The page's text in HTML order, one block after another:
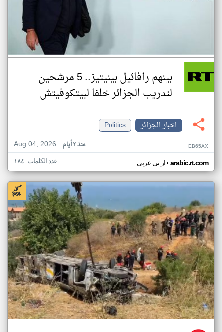
بينهم رافائيل بينيتيز.. 5 مرشحين
لتدريب الجزائر خلفا لبيتكوفيتش
اخبار الجزائر
Politics
Aug 04, 2026
منذ ٣ أيام EB65AX
ار تي عربي• arabic.rt.com عدد الكلمات: ١٨٤